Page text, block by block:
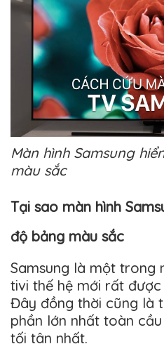
Màn hình Samsung
màu sắc
Tại sao màn hình
độ bảng màu sắc
Samsung là một trong
tivi thế hệ mới rất
Đây đồng thời cũng là
phần lớn nhất toàn
tối tân nhất.